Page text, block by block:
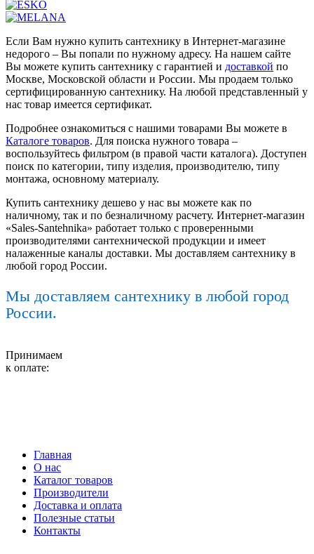
Если Вам нужно купить сантехнику в Интернет-магазине
недорого – Вы попали по нужному адресу. На нашем сайте
Вы можете купить сантехнику с гарантией и доставкой по
Москве, Московской области и России. Мы продаем только
сертифицированную сантехнику. На любой представленный у
нас товар имеется сертификат.
Подробнее ознакомиться с нашими товарами Вы можете в
Каталоге товаров. Для поиска нужного товара –
воспользуйтесь фильтром (в правой части каталога). Доступен
поиск по категории, типу изделия, производителю, типу
монтажа, основному материалу.
Купить сантехнику дешево у нас вы можете как по
наличному, так и по безналичному расчету. Интернет-магазин
«Sales-Santehnika» работает только с проверенными
производителями сантехнической продукции и имеет
налаженные каналы доставки. Мы доставляем сантехнику в
любой город России.
Мы доставляем сантехнику в любой город
России.
Принимаем
к оплате:
Главная
О нас
Каталог товаров
Производители
Доставка и оплата
Полезные статьи
Контакты